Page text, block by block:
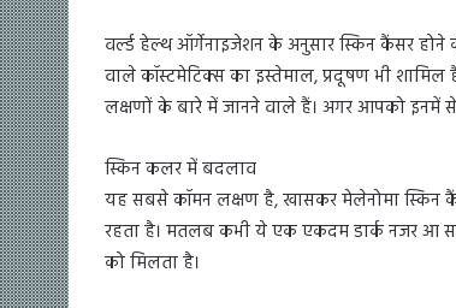
वर्ल्ड हेल्थ ऑर्गेनाइजेशन के अनुसार स्किन कैंसर
वाले कॉस्टमेटिक्स का इस्तेमाल, प्रदूषण भी
लक्षणों के बारे में जानने वाले हैं। अगर आपको इनमें
स्किन कलर में बदलाव
यह सबसे कॉमन लक्षण है, खासकर मेलेनोमा स्किन
रहता है। मतलब कभी ये एक एकदम डार्क नजर आ
को मिलता है।